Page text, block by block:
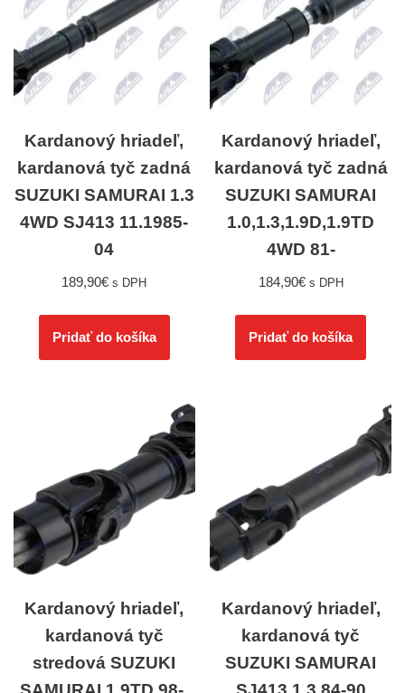
Kardanový hriadeľ,
kardanová tyč zadná
SUZUKI SAMURAI 1.3
4WD SJ413 11.1985-
04
189,90€ s DPH
Pridať do košíka
Kardanový hriadeľ,
kardanová tyč zadná
SUZUKI SAMURAI
1.0,1.3,1.9D,1.9TD
4WD 81-
184,90€ s DPH
Pridať do košíka
Kardanový hriadeľ,
kardanová tyč
stredová SUZUKI
Kardanový hriadeľ,
kardanová tyč
SUZUKI SAMURAI